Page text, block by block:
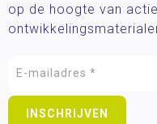
op de hoogte van